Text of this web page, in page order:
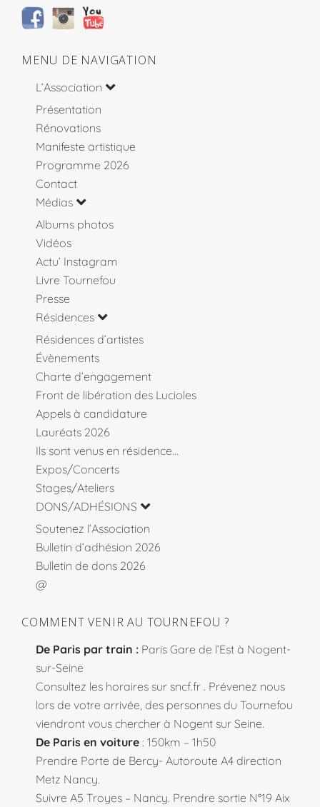
MENU DE NAVIGATION
L’Association
Présentation
Rénovations
Manifeste artistique
Programme 2026
Contact
Médias
Albums photos
Vidéos
Actu’ Instagram
Livre Tournefou
Presse
Résidences
Résidences d’artistes
Évènements
Charte d’engagement
Front de libération des Lucioles
Appels à candidature
Lauréats 2026
Ils sont venus en résidence…
Expos/Concerts
Stages/Ateliers
DONS/ADHÉSIONS
Soutenez l’Association
Bulletin d’adhésion 2026
Bulletin de dons 2026
@
COMMENT VENIR AU TOURNEFOU ?
De Paris par train : Paris Gare de l’Est à Nogent-
sur-Seine
Consultez les horaires sur sncf.fr . Prévenez nous
lors de votre arrivée, des personnes du Tournefou
viendront vous chercher à Nogent sur Seine.
De Paris en voiture : 150km – 1h50
Prendre Porte de Bercy- Autoroute A4 direction
Metz Nancy.
Suivre A5 Troyes – Nancy. Prendre sortie N°19 Aix